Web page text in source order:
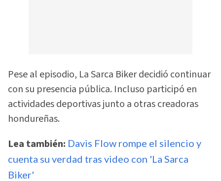
Pese al episodio, La Sarca Biker decidió continuar
con su presencia pública. Incluso participó en
actividades deportivas junto a otras creadoras
hondureñas.
Lea también: Davis Flow rompe el silencio y
cuenta su verdad tras video con 'La Sarca
Biker'